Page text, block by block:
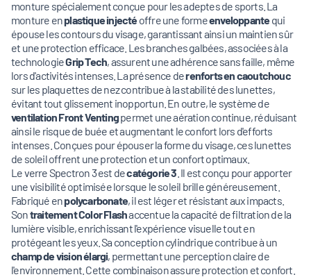
monture spécialement conçue pour les adeptes de sports. La
monture enplastique injectéoffre une formeenveloppantequi
épouse les contours du visage, garantissant ainsi un maintien sûr
et une protection efficace. Les branches galbées, associées à la
technologieGrip Tech, assurent une adhérence sans faille, même
lors d'activités intenses. La présence derenforts en caoutchouc
sur les plaquettes de nez contribue à la stabilité des lunettes,
évitant tout glissement inopportun. En outre, le système de
ventilation Front Ventingpermet une aération continue, réduisant
ainsi le risque de buée et augmentant le confort lors d'efforts
intenses. Conçues pour épouser la forme du visage, ces lunettes
de soleil offrent une protection et un confort optimaux.
Le verre Spectron 3 est decatégorie 3 . Il est conçu pour apporter
une visibilité optimisée lorsque le soleil brille généreusement.
Fabriqué enpolycarbonate, il est léger et résistant aux impacts.
Sontraitement Color Flashaccentue la capacité de filtration de la
lumière visible, enrichissant l'expérience visuelle tout en
protégeant les yeux. Sa conception cylindrique contribue à un
champ de vision élargi, permettant une perception claire de
l'environnement. Cette combinaison assure protection et confort.